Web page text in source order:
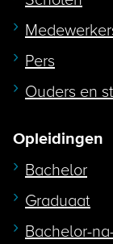
Pers
Ouders en
Opleidingen
Bachelor
Graduaat
Bachelor-